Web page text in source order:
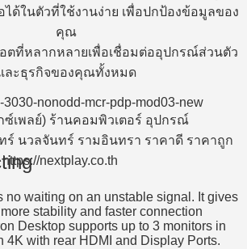
ด้ในตัวที่ใช้งานง่าย เพื่อปกป้องข้อมูลของ
คุณ
ตที่หลากหลายเพื่อเชื่อมต่ออุปกรณ์ส่วนตัว
ละธุรกิจของคุณทั้งหมด
no waiting on an unstable signal. It gives
stability and faster connection
Desktop supports up to 3 monitors in
4K with rear HDMI and Display Ports.